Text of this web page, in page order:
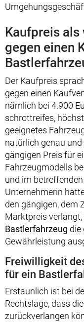
Kaufpreis
gegen einen
Der Kaufpreis
gegen einen
nämlich bei 4.900
schrottreifes,
geeignetes
natürlich genau
gängigen Preis für
Fahrzeugmodells
und im
Unternehmerin
den gängigen, dem
Marktpreis
Bastlerfahrzeug die
Gewährleistung
Freiwilligkeit
für ein
Erstaunlich ist bei
Rechtslage, dass
zurückverlangen